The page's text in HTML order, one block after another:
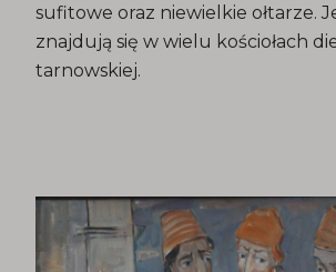
sufitowe oraz niewielkie ołtarze.
znajdują się w wielu kościołach
tarnowskiej.